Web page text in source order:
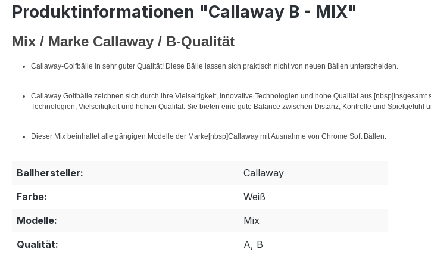
Produktinformationen "Callaway B - MIX"
Mix / Marke Callaway / B-Qualität
Callaway-Golfbälle in sehr guter Qualität! Diese Bälle lassen sich praktisch nicht von neuen Bällen unterscheiden.
Callaway Golfbälle zeichnen sich durch ihre Vielseitigkeit, innovative Technologien und hohe Qualität
Technologien, Vielseitigkeit und hohen Qualität. Sie bieten eine gute Balance zwischen Distanz, Kontrolle und
Dieser Mix beinhaltet alle gängigen Modelle der Marke[nbsp]Callaway mit Ausnahme von Chrome Soft Bällen.
Ballhersteller:
Callaway
Farbe:
Weiß
Modelle:
Mix
Qualität:
A, B